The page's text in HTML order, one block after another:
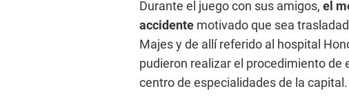
Durante el juego con sus amigos, el
accidente motivado que sea
Majes y de allí referido al hospital
pudieron realizar el procedimiento de
centro de especialidades de la capital.